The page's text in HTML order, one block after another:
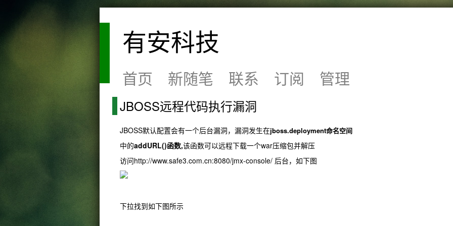
有安科技
首页 新随笔 联系 订阅 管理
JBOSS远程代码执行漏洞
JBOSS默认配置会有一个后台漏洞，漏洞发生在jboss.deployment命名空间
中的addURL()函数,该函数可以远程下载一个war压缩包并解压
访问http://www.safe3.com.cn:8080/jmx-console/ 后台，如下图
下拉找到如下图所示